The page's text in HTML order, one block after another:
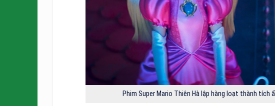
Phim Super Mario Thiên Hà lập hàng loạt thành tích